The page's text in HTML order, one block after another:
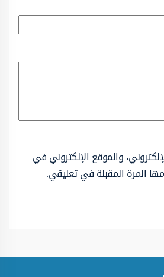
والموقع الإلكتروني في
المرة المقبلة في تعليقي.